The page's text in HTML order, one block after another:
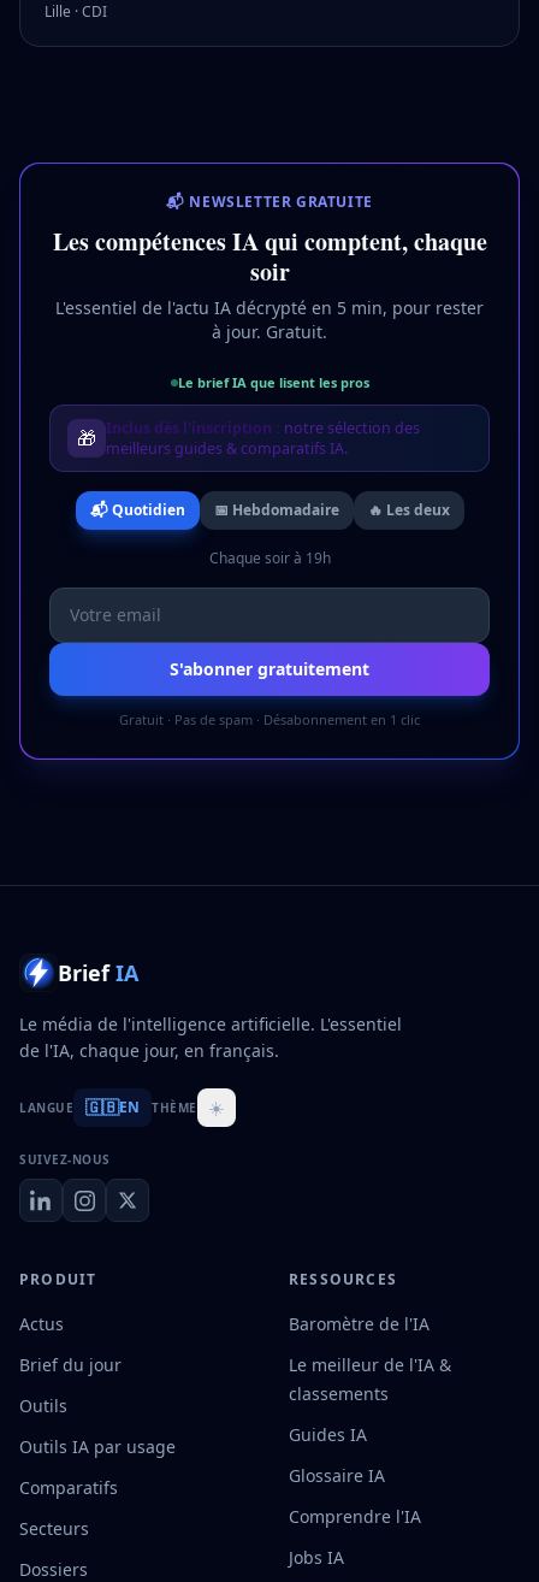
Lille ·CDI
📬 NEWSLETTER GRATUITE
Les compétences IA qui comptent, chaque
soir
L'essentiel de l'actu IA décrypté en 5 min, pour rester
à jour. Gratuit.
Le brief IA que lisent les pros
🎁 Inclus dès l'inscription : notre sélection des
meilleurs guides & comparatifs IA.
📬 Quotidien 📅 Hebdomadaire 🔥 Les deux
Chaque soir à 19h
S'abonner gratuitement
Gratuit · Pas de spam · Désabonnement en 1 clic
Brief IA
Le média de l'intelligence artificielle. L'essentiel
de l'IA, chaque jour, en français.
LANGUE 🇬🇧EN THÈME ☀️
SUIVEZ-NOUS
PRODUIT
Actus
Brief du jour
Outils
Outils IA par usage
Comparatifs
Secteurs
Dossiers
RESSOURCES
Baromètre de l'IA
Le meilleur de l'IA &
classements
Guides IA
Glossaire IA
Comprendre l'IA
Jobs IA